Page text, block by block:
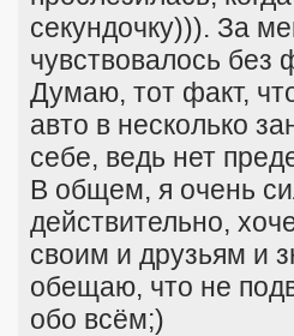
секундочку))). За
чувствовалось без
Думаю, тот факт,
авто в несколько
себе, ведь нет
В общем, я очень
действительно,
своим и друзьям и
обещаю, что не
обо всём;)